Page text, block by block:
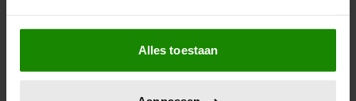
Als u het toestaat, willen we ook graag:
Informatie verzamelen over uw geografische
locatie, die tot een paar meter nauwkeurig kan zijn
Alles toestaan